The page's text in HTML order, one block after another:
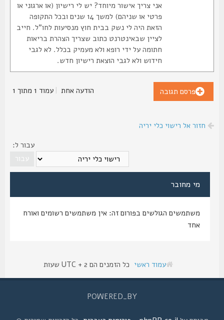
אני צריך אישור מיוחד? יש לי רישיון (או ארגוני או
פרטי או שניהם) למשך 14 שנים ובכל התקופה
הזאת היה לי נשק בבית חוץ מנסיעות לחו"ל. חייב
לציין שבאינטרנט כתוב שצריך הצהרת בריאות
חתומה על ידי רופא ולא מעמיק בכלל. לא לגבי
חידוש ולא לגבי הוצאת רישיון חדש.
פרסם תגובה הודעה אחת |עמוד1מתוך1
חזור אל רישוי כלי יריה
עבור ל:
מי מחובר
משתמשים הגולשים בפורום זה: אין משתמשים רשומים ואורח
עמוד ראשי כל הזמנים הם UTC + 2 שעות
POWERED_BY